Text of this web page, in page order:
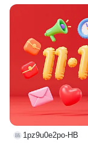
1pz9u0e2po-HB